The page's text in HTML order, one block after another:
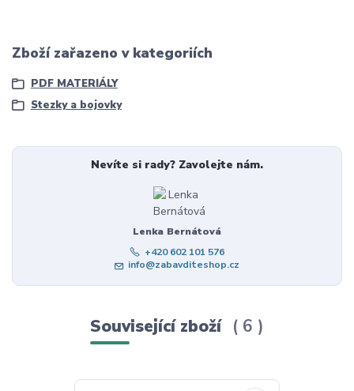
Zboží zařazeno v kategoriích
PDF MATERIÁLY
Stezky a bojovky
Nevíte si rady? Zavolejte nám.
Lenka Bernátová
+420 602 101 576
info@zabavditeshop.cz
Související zboží 6